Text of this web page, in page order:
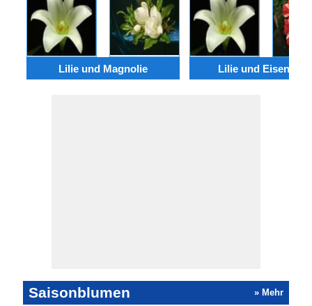
Lilie und Magnolie Lilie und
Saisonblumen » Mehr